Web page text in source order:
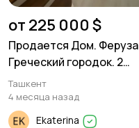
от 225 000 $
Продается Дом. Феруза
Греческий городок. 2
соток. 2 уровня. 160м²
Ташкент
4 месяца назад
Ekaterina